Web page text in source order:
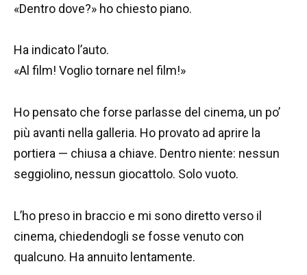
«Dentro dove?» ho chiesto piano.
Ha indicato l’auto.
«Al film! Voglio tornare nel film!»
Ho pensato che forse parlasse del cinema, un po’
più avanti nella galleria. Ho provato ad aprire la
portiera — chiusa a chiave. Dentro niente: nessun
seggiolino, nessun giocattolo. Solo vuoto.
L’ho preso in braccio e mi sono diretto verso il
cinema, chiedendogli se fosse venuto con
qualcuno. Ha annuito lentamente.